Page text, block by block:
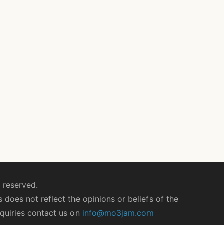
does not reflect the opinions or beliefs of the
contact us on info@mo3jam.com